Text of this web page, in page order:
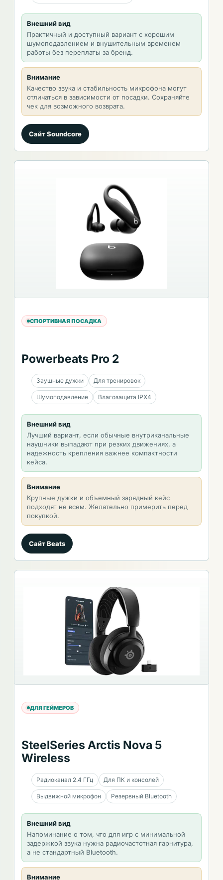
Внешний вид
Практичный и доступный вариант с хорошим
шумоподавлением и внушительным временем
работы без переплаты за бренд.
Внимание
Качество звука и стабильность микрофона могут
отличаться в зависимости от посадки. Сохраняйте
чек для возможного возврата.
Сайт Soundcore
СПОРТИВНАЯ ПОСАДКА
Powerbeats Pro 2
Заушные дужки Для тренировок
Шумоподавление Влагозащита IPX4
Внешний вид
Лучший вариант, если обычные внутриканальные
наушники выпадают при резких движениях, а
надежность крепления важнее компактности
кейса.
Внимание
Крупные дужки и объемный зарядный кейс
подходят не всем. Желательно примерить перед
покупкой.
Сайт Beats
ДЛЯ ГЕЙМЕРОВ
SteelSeries Arctis Nova 5
Wireless
Радиоканал 2.4 ГГц Для ПК и консолей
Выдвижной микрофон Резервный Bluetooth
Внешний вид
Напоминание о том, что для игр с минимальной
задержкой звука нужна радиочастотная гарнитура,
а не стандартный Bluetooth.
Внимание